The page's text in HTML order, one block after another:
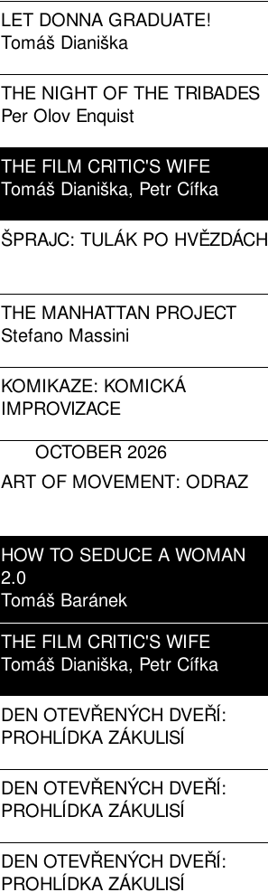
LET DONNA GRADUATE!
Tomáš Dianiška
THE NIGHT OF THE TRIBADES
Per Olov Enquist
THE FILM CRITIC'S WIFE
Tomáš Dianiška, Petr Cífka
ŠPRAJC: TULÁK PO HVĚZDÁCH
THE MANHATTAN PROJECT
Stefano Massini
KOMIKAZE: KOMICKÁ
IMPROVIZACE
OCTOBER 2026
ART OF MOVEMENT: ODRAZ
HOW TO SEDUCE A WOMAN
2.0
Tomáš Baránek
THE FILM CRITIC'S WIFE
Tomáš Dianiška, Petr Cífka
DEN OTEVŘENÝCH DVEŘÍ:
PROHLÍDKA ZÁKULISÍ
DEN OTEVŘENÝCH DVEŘÍ:
PROHLÍDKA ZÁKULISÍ
DEN OTEVŘENÝCH DVEŘÍ:
PROHLÍDKA ZÁKULISÍ